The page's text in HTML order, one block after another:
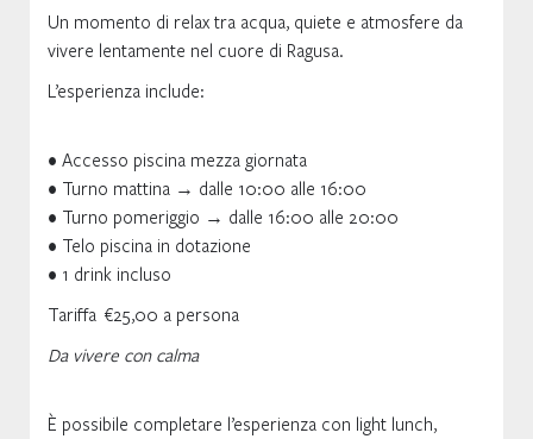
Un momento di relax tra acqua, quiete e atmosfere da
vivere lentamente nel cuore di Ragusa.
L’esperienza include:
• Accesso piscina mezza giornata
• Turno mattina → dalle 10:00 alle 16:00
• Turno pomeriggio → dalle 16:00 alle 20:00
• Telo piscina in dotazione
• 1 drink incluso
Tariffa €25,00 a persona
Da vivere con calma
È possibile completare l’esperienza con light lunch,